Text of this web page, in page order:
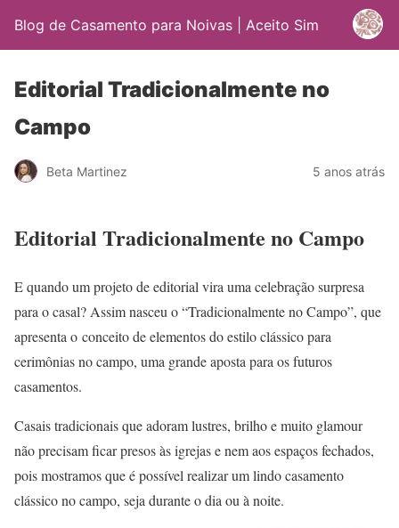
Blog de Casamento para Noivas | Aceito Sim
Editorial Tradicionalmente no
Campo
Beta Martinez 5 anos atrás
Editorial Tradicionalmente no Campo
E quando um projeto de editorial vira uma celebração surpresa
para o casal? Assim nasceu o “Tradicionalmente no Campo”, que
apresenta o conceito de elementos do estilo clássico para
cerimônias no campo, uma grande aposta para os futuros
casamentos.
Casais tradicionais que adoram lustres, brilho e muito glamour
não precisam ficar presos às igrejas e nem aos espaços fechados,
pois mostramos que é possível realizar um lindo casamento
clássico no campo, seja durante o dia ou à noite.